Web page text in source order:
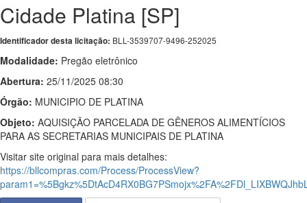
Cidade Platina [SP]
Identificador desta licitação: BLL-3539707-9496-252025
Modalidade: Pregão eletrônico
Abertura: 25/11/2025 08:30
Órgão: MUNICIPIO DE PLATINA
Objeto: AQUISIÇÃO PARCELADA DE GÊNEROS ALIMENTÍCIOS
PARA AS SECRETARIAS MUNICIPAIS DE PLATINA
Visitar site original para mais detalhes:
https://bllcompras.com/Process/ProcessView?